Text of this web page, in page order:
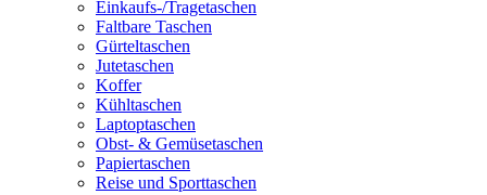
Einkaufs-/Tragetaschen
Faltbare Taschen
Gürteltaschen
Jutetaschen
Koffer
Kühltaschen
Laptoptaschen
Obst- & Gemüsetaschen
Papiertaschen
Reise und Sporttaschen